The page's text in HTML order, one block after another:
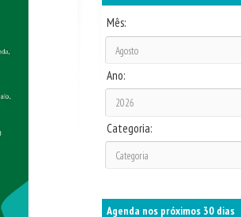
Mês:
Ano:
Categoria:
Agenda nos próximos 30 dias